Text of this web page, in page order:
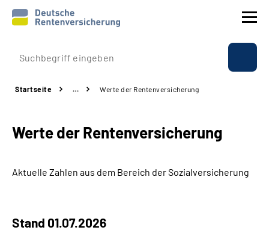
Prävention
Rente
Beratung & Kontakt
Startseite … Werte der Rentenversicherung
Werte der Rentenversicherung
Aktuelle Zahlen aus dem Bereich der Sozialversicherung
Stand 01.07.2026